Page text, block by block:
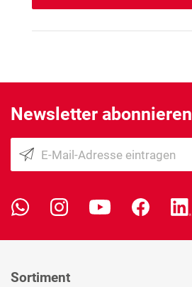
Newsletter abonnieren
Sortiment